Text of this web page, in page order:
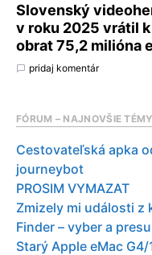
Slovenský
v roku 2025 vrátil
obrat 75,2 milióna
pridaj komentár
FÓRUM – NAJNOVŠIE TÉMY
Cestovateľská apka
journeybot
PROSIM VYMAZAT
Zmizely mi události z
Finder – vyber a
Starý Apple eMac